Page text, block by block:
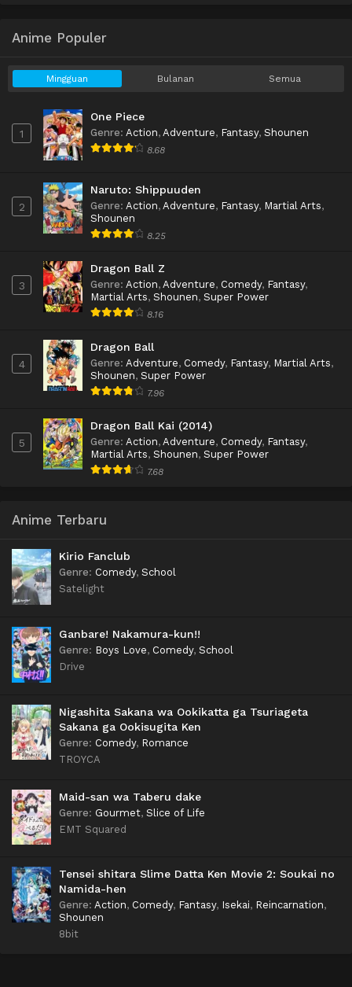
Anime Populer
Mingguan Bulanan Semua
1
One Piece
Genre: Action, Adventure, Fantasy, Shounen
8.68
2
Naruto: Shippuuden
Genre: Action, Adventure, Fantasy, Martial Arts,
Shounen
8.25
3
Dragon Ball Z
Genre: Action, Adventure, Comedy, Fantasy,
Martial Arts, Shounen, Super Power
8.16
4
Dragon Ball
Genre: Adventure, Comedy, Fantasy, Martial Arts,
Shounen, Super Power
7.96
5
Dragon Ball Kai (2014)
Genre: Action, Adventure, Comedy, Fantasy,
Martial Arts, Shounen, Super Power
7.68
Anime Terbaru
Kirio Fanclub
Genre: Comedy, School
Satelight
Ganbare! Nakamura-kun!!
Genre: Boys Love, Comedy, School
Drive
Nigashita Sakana wa Ookikatta ga Tsuriageta
Sakana ga Ookisugita Ken
Genre: Comedy, Romance
TROYCA
Maid-san wa Taberu dake
Genre: Gourmet, Slice of Life
EMT Squared
Tensei shitara Slime Datta Ken Movie 2: Soukai no
Namida-hen
Genre: Action, Comedy, Fantasy, Isekai, Reincarnation,
Shounen
8bit